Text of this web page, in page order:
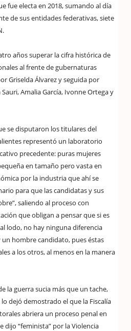
fue electa en 2018, sumando al día
de sus entidades federativas, siete
años superar la cifra histórica de
al frente de gubernaturas
Griselda Álvarez y seguida por
Amalia García, Ivonne Ortega y
se disputaron los titulares del
representó un laboratorio
precedente: puras mujeres
en tamaño pero vasta en
por la industria que ahí se
para que las candidatas y sus
saliendo al proceso con
que obligan a pensar que si es
lodo, no hay ninguna diferencia
hombre candidato, pues éstas
a los otros, al menos en la manera
la guerra sucia más que un tache,
dejó demostrado el que la Fiscalía
abriera un proceso penal en
dijo “feminista” por la Violencia